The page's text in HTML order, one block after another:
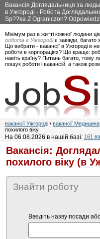
Вакансія Доглядальниця за
в Ужгороді - Робота
Sp??ka Z Ograniczon?
Мінімум раз в житті кожної людини
робота в Ужгородіє завжди, багато
Що вибрати - вакансії в Ужгороді в
роботи в корпораціях? Що краще:
навіть країну? Питань багато, тому
пошук роботи і вакансій, а також
вакансії Ужгороді / вакансії
похилого віку
На 06.08.2026 в нашій базі: 161
Вакансія:
похилого віку (в
Знайти роботу
Введіть назву посади